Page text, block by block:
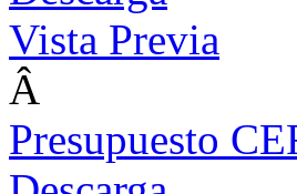
Vista Previa
Â
Presupuesto